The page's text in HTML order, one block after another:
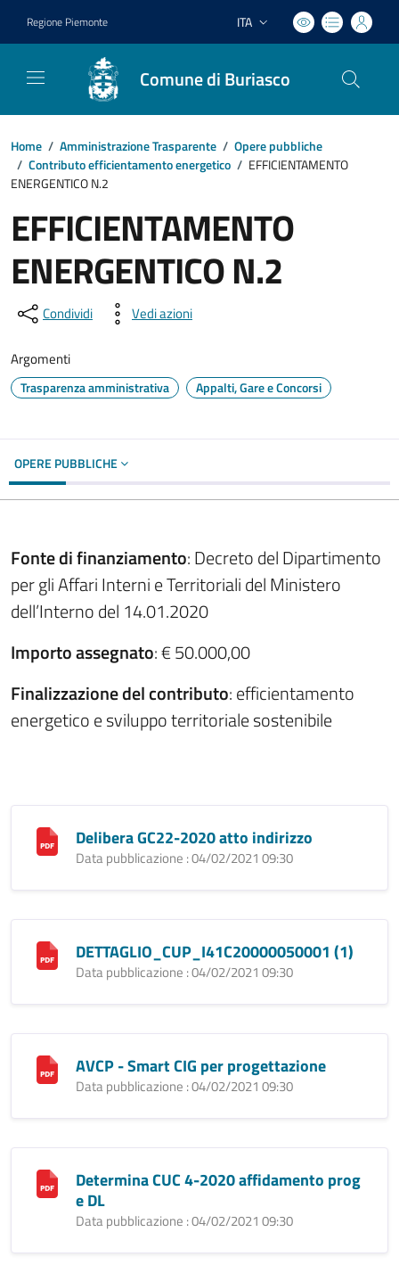
Regione Piemonte Lingua attiva:
ITA
Comune di Buriasco
Home / Amministrazione Trasparente / Opere pubbliche
/ Contributo efficientamento energetico / EFFICIENTAMENTO
ENERGENTICO N.2
EFFICIENTAMENTO
ENERGENTICO N.2
Condividi Vedi azioni
Argomenti
Trasparenza amministrativa Appalti, Gare e Concorsi
OPERE PUBBLICHE
Fonte di finanziamento: Decreto del Dipartimento
per gli Affari Interni e Territoriali del Ministero
dell’Interno del 14.01.2020
Importo assegnato: € 50.000,00
Finalizzazione del contributo: efficientamento
energetico e sviluppo territoriale sostenibile
Delibera GC22-2020 atto indirizzo
Data pubblicazione : 04/02/2021 09:30
DETTAGLIO_CUP_I41C20000050001 (1)
Data pubblicazione : 04/02/2021 09:30
AVCP - Smart CIG per progettazione
Data pubblicazione : 04/02/2021 09:30
Determina CUC 4-2020 affidamento prog
e DL
Data pubblicazione : 04/02/2021 09:30